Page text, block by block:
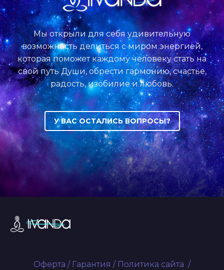
Мы открыли для себя удивительную
возможность делиться с миром энергией,
которая поможет каждому человеку стать на
свой путь Души, обрести гармонию, счастье,
радость, изобилие и любовь.
У ВАС ОСТАЛИСЬ ВОПРОСЫ?
Оферта / Гарантия / Политика сайта /